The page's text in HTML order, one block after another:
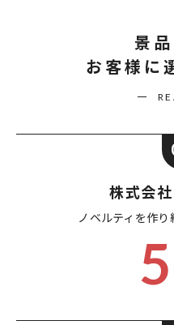
景
お客様に
株式会
ノベルティを作り